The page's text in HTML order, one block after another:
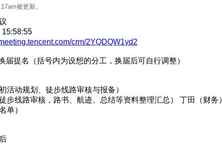
被更新。
15:58:55
crm/2YQDQW1yd2
届提名（括号内为设想的分工，换届后可自行调整）
活动规划、徒步线路审核与报备）
步线路审核，路书、航迹、总结等资料整理汇总） 丁田（财
单）